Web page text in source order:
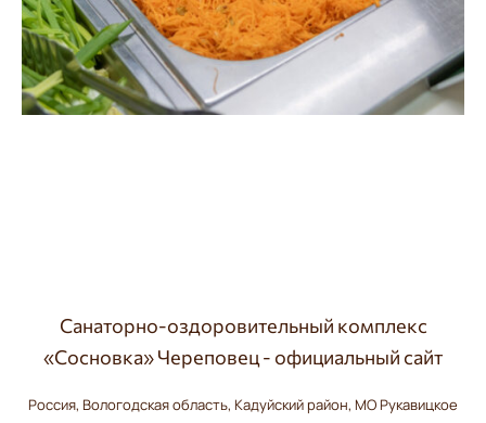
Санаторно-оздоровительный комплекс
«Сосновка» Череповец - официальный сайт
Россия, Вологодская область, Кадуйский район, МО Рукавицкое